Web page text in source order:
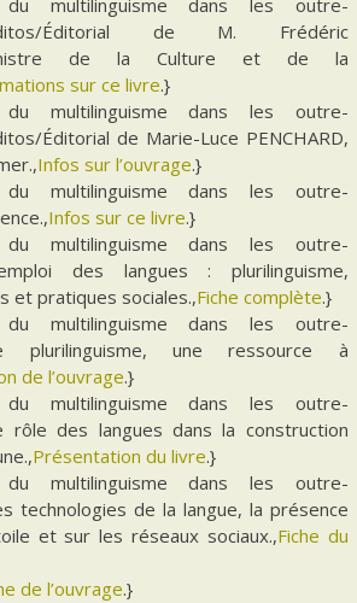
multilinguisme dans les outre-
Éditos/Éditorial de M. Frédéric
ministre de la Culture et de la
sur ce livre.}
multilinguisme dans les outre-
Éditorial de Marie-Luce PENCHARD,
Infos sur l’ouvrage.}
multilinguisme dans les outre-
Infos sur ce livre.}
multilinguisme dans les outre-
des langues : plurilinguisme,
et pratiques sociales.,Fiche complète.}
multilinguisme dans les outre-
plurilinguisme, une ressource à
de l’ouvrage.}
multilinguisme dans les outre-
rôle des langues dans la construction
Présentation du livre.}
multilinguisme dans les outre-
technologies de la langue, la présence
et sur les réseaux sociaux.,Fiche du
de l’ouvrage.}